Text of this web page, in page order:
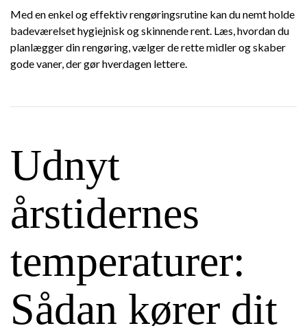
Med en enkel og effektiv rengøringsrutine kan du nemt holde
badeværelset hygiejnisk og skinnende rent. Læs, hvordan du
planlægger din rengøring, vælger de rette midler og skaber
gode vaner, der gør hverdagen lettere.
Udnyt
årstidernes
temperaturer:
Sådan kører dit